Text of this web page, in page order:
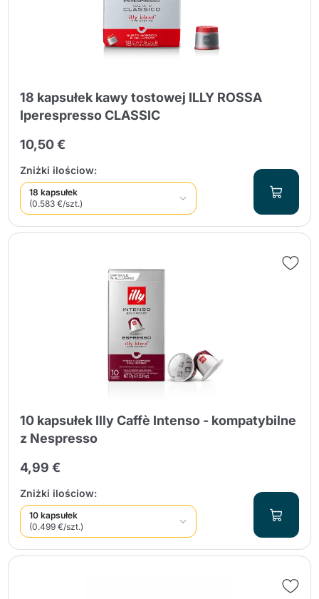
18 kapsułek kawy tostowej ILLY ROSSA
Iperespresso CLASSIC
10,50 €
Zniżki ilościow:
18 kapsułek
(0.583 €/szt.)
10 kapsułek Illy Caffè Intenso - kompatybilne
z Nespresso
4,99 €
Zniżki ilościow:
10 kapsułek
(0.499 €/szt.)